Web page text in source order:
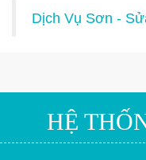
Dịch Vụ Sơn -
HỆ